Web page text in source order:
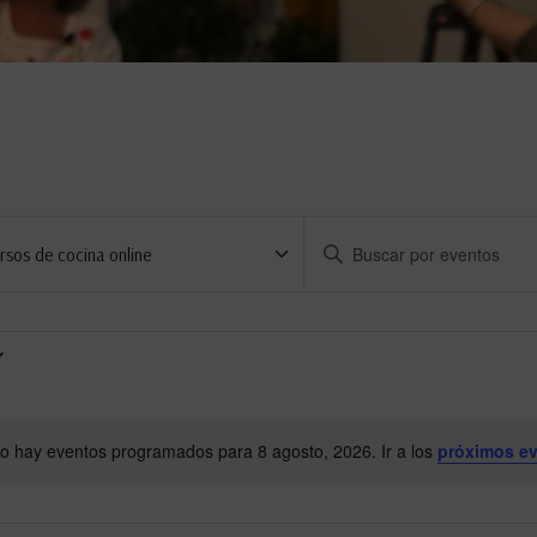
Aviso
hay eventos programados para 8 agosto, 2026. Ir a los próximos
Introduce
palabra